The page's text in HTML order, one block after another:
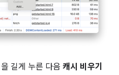
을 길게 누른 다음 캐시 비우기